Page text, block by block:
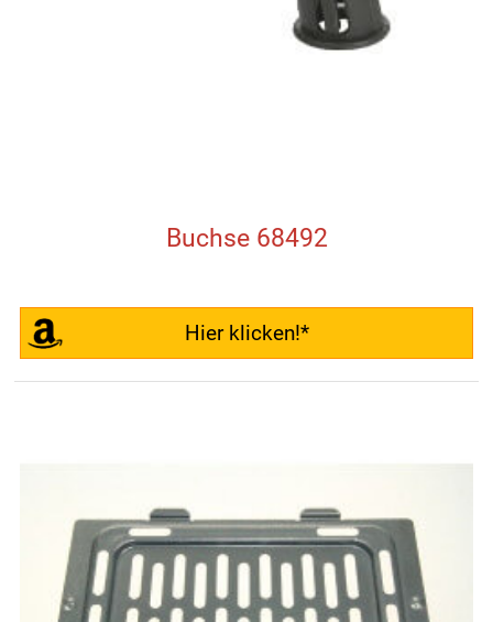
Buchse 68492
Hier klicken!*